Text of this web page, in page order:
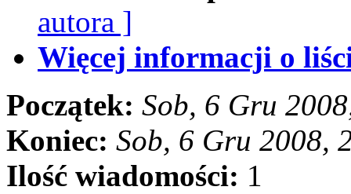
autora ]
Więcej informacji o
Początek: Sob, 6 Gru
Koniec: Sob, 6 Gru 2008,
Ilość wiadomości: 1